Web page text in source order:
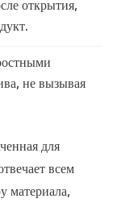
открытия,
не вызывая
для
всем
материала,